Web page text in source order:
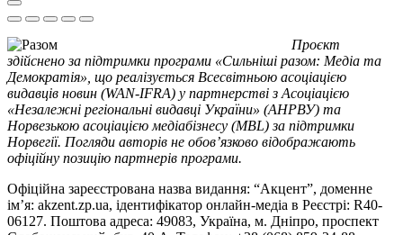
Проєкт
здійснено за підтримки програми «Сильніші разом: Медіа та
Демократія», що реалізується Всесвітньою асоціацією
видавців новин (WAN-IFRA) у партнерстві з Асоціацією
«Незалежні регіональні видавці України» (АНРВУ) та
Норвезькою асоціацією медіабізнесу (MBL) за підтримки
Норвегії. Погляди авторів не обов’язково відображають
офіційну позицію партнерів програми.
Офіційна зареєстрована назва видання: “Акцент”, доменне
ім’я: akzent.zp.ua, ідентифікатор онлайн-медіа в Реєстрі: R40-
06127. Поштова адреса: 49083, Україна, м. Дніпро, проспект